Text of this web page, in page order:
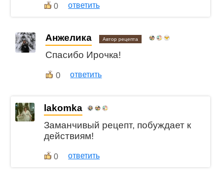
0 ответить
Анжелика Автор рецепта
Спасибо Ирочка!
0 ответить
lakomka
Заманчивый рецепт, побуждает к
действиям!
0 ответить